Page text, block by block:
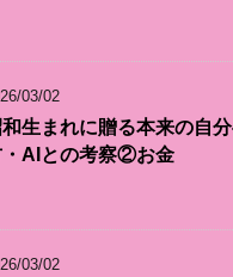
03/02
和生まれに贈る本来の自
・AIとの考察②お金
03/02